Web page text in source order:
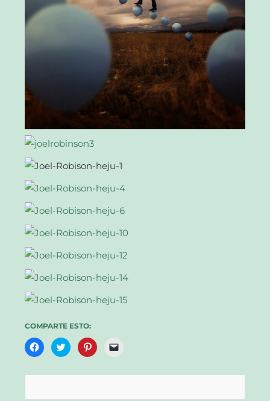
COMPARTE ESTO:
Haz
clic
en
Haz
clic
en
Haz
clic
en
Haz
clic
un